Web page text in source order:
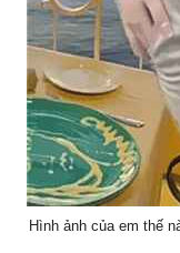
Hình ảnh của em thế